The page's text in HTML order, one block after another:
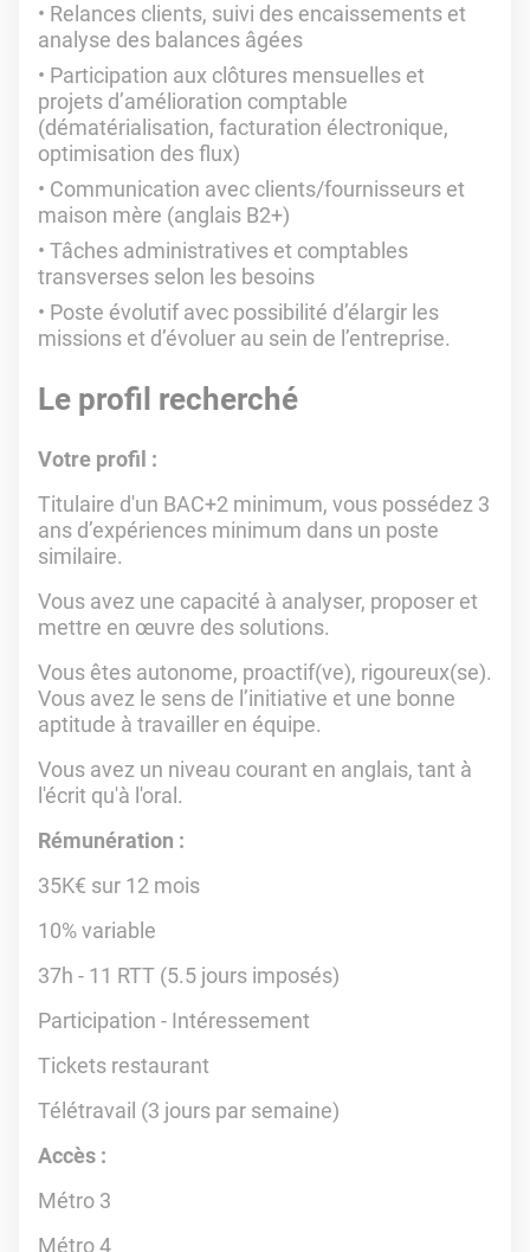
Relances clients, suivi des encaissements et
analyse des balances âgées
Participation aux clôtures mensuelles et
projets d’amélioration comptable
(dématérialisation, facturation électronique,
optimisation des flux)
Communication avec clients/fournisseurs et
maison mère (anglais B2+)
Tâches administratives et comptables
transverses selon les besoins
Poste évolutif avec possibilité d’élargir les
missions et d’évoluer au sein de l’entreprise.
Le profil recherché
Votre profil :
Titulaire d'un BAC+2 minimum, vous possédez 3
ans d’expériences minimum dans un poste
similaire.
Vous avez une capacité à analyser, proposer et
mettre en œuvre des solutions.
Vous êtes autonome, proactif(ve), rigoureux(se).
Vous avez le sens de l’initiative et une bonne
aptitude à travailler en équipe.
Vous avez un niveau courant en anglais, tant à
l'écrit qu'à l'oral.
Rémunération :
35K€ sur 12 mois
10% variable
37h - 11 RTT (5.5 jours imposés)
Participation - Intéressement
Tickets restaurant
Télétravail (3 jours par semaine)
Accès :
Métro 3
Métro 4